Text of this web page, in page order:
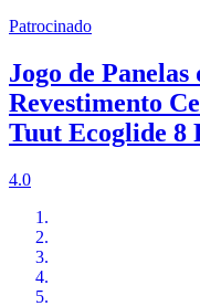
Patrocinado
Jogo de
Revestimento
Tuut Ecoglide 8
4.0